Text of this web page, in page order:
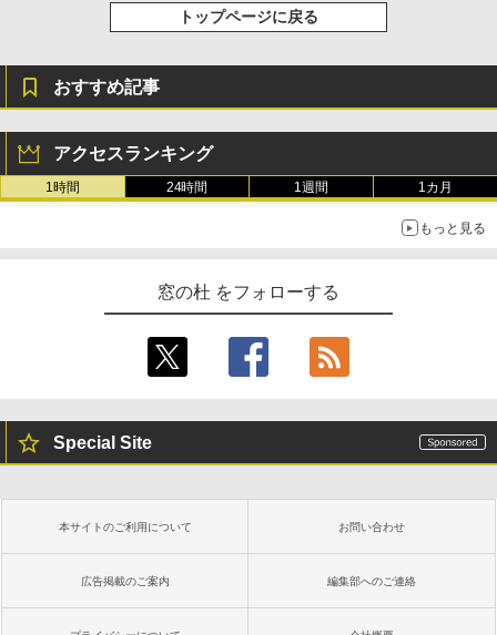
トップページに戻る
おすすめ記事
アクセスランキング
1時間 24時間 1週間 1カ月
もっと見る
窓の杜 をフォローする
Special Site
本サイトのご利用について お問い合わせ
広告掲載のご案内 編集部へのご連絡